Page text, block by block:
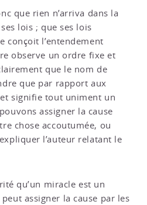
que rien n’arriva dans la
lois ; que ses lois
conçoit l’entendement
observe un ordre fixe et
que le nom de
que par rapport aux
signifie tout uniment un
assigner la cause
chose accoutumée, ou
l’auteur relatant le
qu’un miracle est un
assigner la cause par les